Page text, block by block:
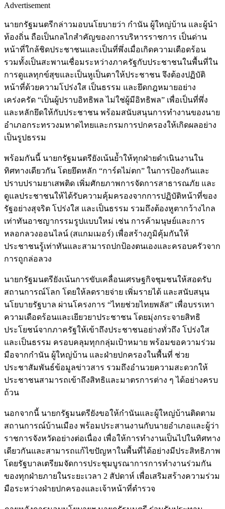
Advertisement
นายกรัฐมนตรีกล่าวมอบนโยบายว่า กำนัน ผู้ใหญ่บ้าน และผู้นำ
ท้องถิ่น ถือเป็นกลไกสำคัญของการบริหารราชการ เป็นด่าน
หน้าที่ใกล้ชิดประชาชนและเป็นที่พึ่งเมื่อเกิดความเดือดร้อน
รวมทั้งเป็นสะพานเชื่อมระหว่างภาครัฐกับประชาชนในพื้นที่ใน
การดูแลทุกข์สุขและเป็นหูเป็นตาให้ประชาชน จึงต้องปฏิบัติ
หน้าที่ด้วยความโปร่งใส เป็นธรรม และยึดกฎหมายอย่าง
เคร่งครัด “เป็นผู้ปราบอิทธิพล ไม่ใช่ผู้มีอิทธิพล” เพื่อเป็นที่พึ่ง
และหลักยึดให้กับประชาชน พร้อมสนับสนุนการทำงานของนาย
อำเภอกระทรวงมหาดไทยและกรมการปกครองให้เกิดผลอย่าง
เป็นรูปธรรม
พร้อมกันนี้ นายกรัฐมนตรียังเน้นย้ำให้ทุกฝ่ายดำเนินงานใน
ทิศทางเดียวกัน โดยยึดหลัก “การ์ดไม่ตก” ในการป้องกันและ
ปราบปรามยาเสพติด เพิ่มศักยภาพการจัดการสาธารณภัย และ
ดูแลประชาชนให้ได้รับความคุ้มครองจากการปฏิบัติหน้าที่ของ
รัฐอย่างสุจริต โปร่งใส และเป็นธรรม รวมถึงต้องหูตากว้างไกล
เท่าทันอาชญากรรมรูปแบบใหม่ เช่น การค้ามนุษย์และการ
หลอกลวงออนไลน์ (สแกมเมอร์) เพื่อสร้างภูมิคุ้มกันให้
ประชาชนรู้เท่าทันและสามารถปกป้องตนเองและครอบครัวจาก
การถูกล่อลวง
นายกรัฐมนตรียังเน้นการขับเคลื่อนเศรษฐกิจชุมชนให้สอดรับ
สถานการณ์โลก โดยให้ลดรายจ่าย เพิ่มรายได้ และสนับสนุน
นโยบายรัฐบาล ผ่านโครงการ “ไทยช่วยไทยพลัส” เพื่อบรรเทา
ความเดือดร้อนและเยียวยาประชาชน โดยมุ่งกระจายสิทธิ
ประโยชน์จากภาครัฐให้เข้าถึงประชาชนอย่างทั่วถึง โปร่งใส
และเป็นธรรม ครอบคลุมทุกกลุ่มเป้าหมาย พร้อมขอความร่วม
มือจากกำนัน ผู้ใหญ่บ้าน และฝ่ายปกครองในพื้นที่ ช่วย
ประชาสัมพันธ์ข้อมูลข่าวสาร รวมถึงอำนวยความสะดวกให้
ประชาชนสามารถเข้าถึงสิทธิและมาตรการต่าง ๆ ได้อย่างครบ
ถ้วน
นอกจากนี้ นายกรัฐมนตรียังขอให้กำนันและผู้ใหญ่บ้านติดตาม
สถานการณ์บ้านเมือง พร้อมประสานงานกับนายอำเภอและผู้ว่า
ราชการจังหวัดอย่างต่อเนื่อง เพื่อให้การทำงานเป็นไปในทิศทาง
เดียวกันและสามารถแก้ไขปัญหาในพื้นที่ได้อย่างมีประสิทธิภาพ
โดยรัฐบาลเตรียมจัดการประชุมบูรณาการการทำงานร่วมกัน
ของทุกฝ่ายภายในระยะเวลา 2 สัปดาห์ เพื่อเสริมสร้างความร่วม
มือระหว่างฝ่ายปกครองและเจ้าหน้าที่ตำรวจ